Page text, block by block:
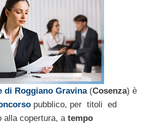
di Roggiano Gravina(Cosenza) è
pubblico, per titoli ed
copertura, a tempo